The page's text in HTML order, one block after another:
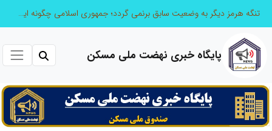
تنگه هرمز دیگر به وضعیت سابق برنمی گردد؛ جمهوری اسلامی چگونه این آبراه راهبردی را به دال مرکزی نظم امنیتی جدید غرب آسیا تبدیل می کند؟
پایگاه خبری نهضت ملی مسکن